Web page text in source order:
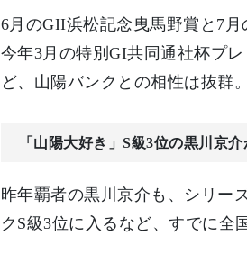
6月のGII浜松記念曳馬野賞と7
今年3月の特別GI共同通社杯プ
ど、山陽バンクとの相性は抜群
「山陽大好き」S級3位の黒川京
昨年覇者の黒川京介も、シリー
クS級3位に入るなど、すでに全